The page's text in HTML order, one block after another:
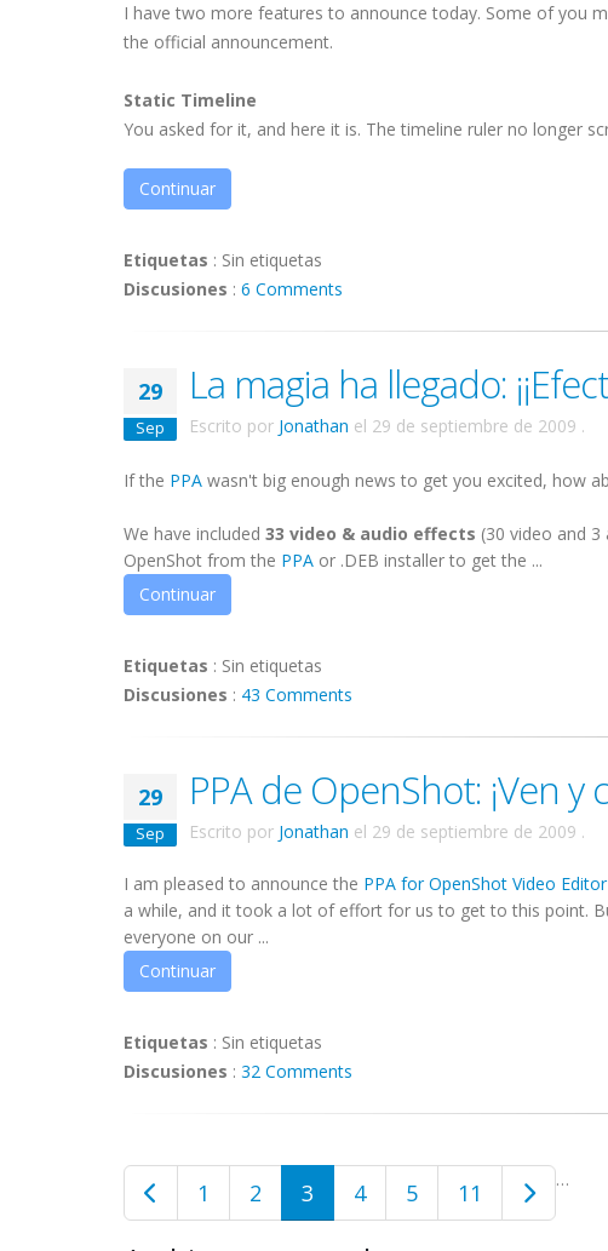
I have two more features to announce today. Some of you
the official announcement.
Static Timeline
You asked for it, and here it is. The timeline ruler no longer
Continuar
Etiquetas : Sin etiquetas
Discusiones : 6 Comments
29
Sep
La magia ha llegado:
Escrito por Jonathan el 29 de septiembre de 2009 .
If the PPA wasn't big enough news to get you excited, how
We have included 33 video & audio effects (30 video and 3
OpenShot from the PPA or .DEB installer to get the ...
Continuar
Etiquetas : Sin etiquetas
Discusiones : 43 Comments
29
Sep
PPA de OpenShot: ¡Ven y
Escrito por Jonathan el 29 de septiembre de 2009 .
I am pleased to announce the PPA for OpenShot Video Editor
a while, and it took a lot of effort for us to get to this point.
everyone on our ...
Continuar
Etiquetas : Sin etiquetas
Discusiones : 32 Comments
1 2 3 4 5 …
11